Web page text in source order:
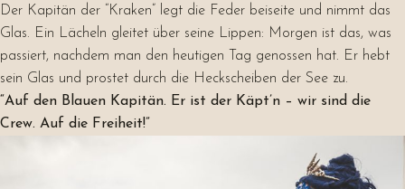
Der Kapitän der “Kraken” legt die Feder beiseite und nimmt das
Glas. Ein Lächeln gleitet über seine Lippen: Morgen ist das, was
passiert, nachdem man den heutigen Tag genossen hat. Er hebt
sein Glas und prostet durch die Heckscheiben der See zu.
“Auf den Blauen Kapitän. Er ist der Käpt’n – wir sind die
Crew. Auf die Freiheit!”